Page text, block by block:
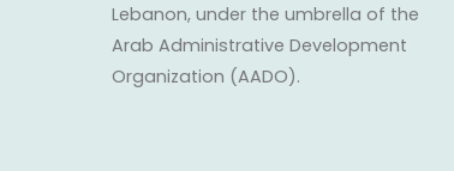
Lebanon, under the umbrella of the
Arab Administrative Development
Organization (AADO).